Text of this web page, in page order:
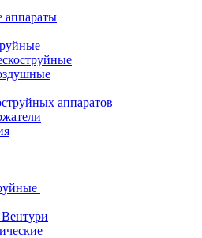
аппараты
аппаратов